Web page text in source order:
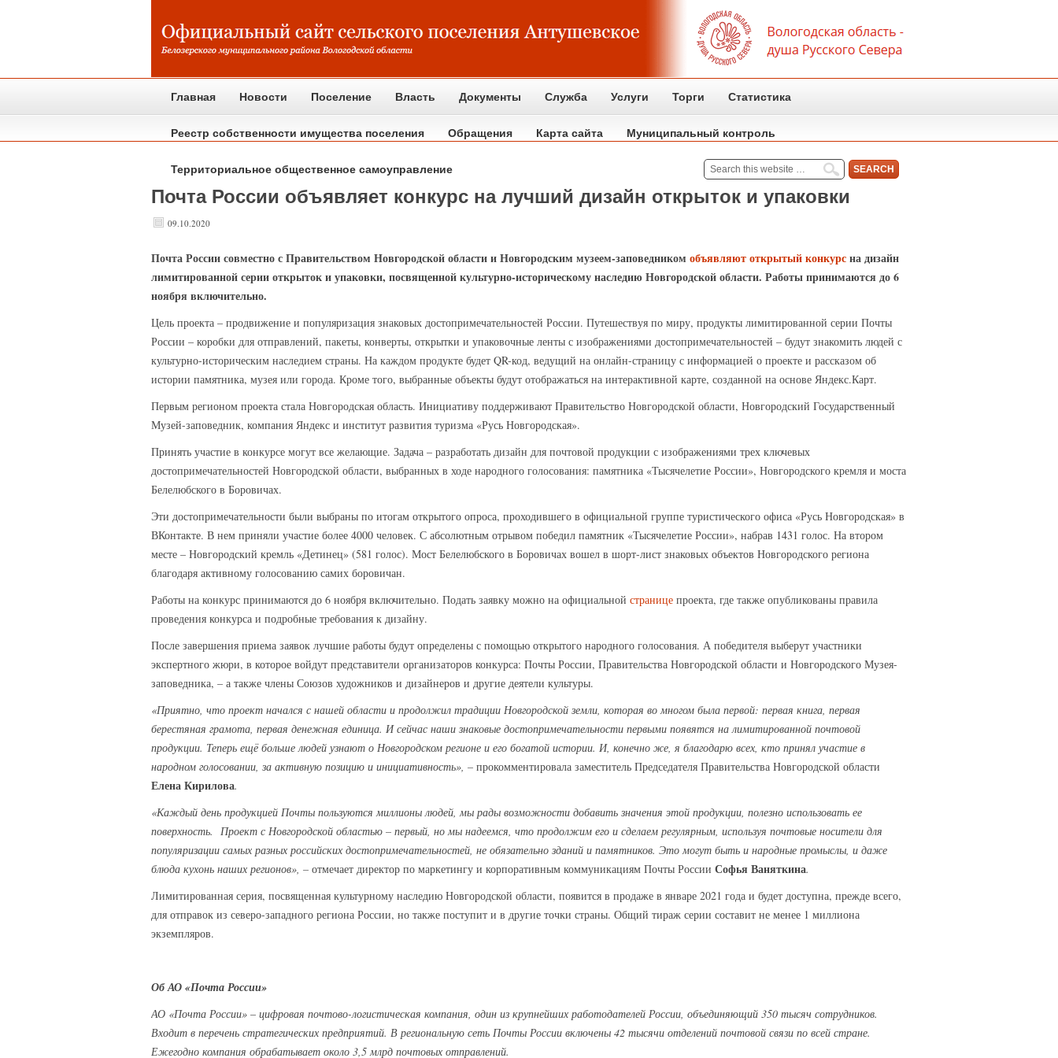
Главная Новости Поселение Власть Документы Служба Услуги Торги Статистика
Реестр собственности имущества поселения Обращения Карта сайта Муниципальный контроль
Территориальное общественное самоуправление
Почта России объявляет конкурс на лучший дизайн открыток и упаковки
09.10.2020
ПочтаРоссии совместно с Правительством Новгородской области и Новгородским музеем-заповедником объявляют открытый конкурсна дизайн
лимитированной серии открыток и упаковки, посвященной культурно-историческому наследию Новгородской области. Работы принимаются до 6
ноября включительно.
Цель проекта – продвижение и популяризация знаковых достопримечательностей России. Путешествуя по миру, продукты лимитированной серии Почты
России – коробки для отправлений, пакеты, конверты, открытки и упаковочные ленты с изображениями достопримечательностей – будут знакомить людей с
культурно-историческим наследием страны. На каждом продукте будет QR-код, ведущий на онлайн-страницу с информацией о проекте и рассказом об
истории памятника, музея или города. Кроме того, выбранные объекты будут отображаться на интерактивной карте, созданной на основе Яндекс.Карт.
Первым регионом проекта стала Новгородская область. Инициативу поддерживают Правительство Новгородской области, Новгородский Государственный
Музей-заповедник, компания Яндекс и институт развития туризма «Русь Новгородская».
Принять участие в конкурсе могут все желающие. Задача – разработать дизайн для почтовой продукции с изображениями трех ключевых
достопримечательностей Новгородской области, выбранных в ходе народного голосования: памятника «Тысячелетие России», Новгородского кремля и моста
Белелюбского в Боровичах.
Эти достопримечательности были выбраны по итогам открытого опроса, проходившего в официальной группе туристического офиса «Русь Новгородская» в
ВКонтакте. В нем приняли участие более 4000 человек. С абсолютным отрывом победил памятник «Тысячелетие России», набрав 1431 голос. На втором
месте – Новгородский кремль «Детинец» (581 голос). Мост Белелюбского в Боровичах вошел в шорт-лист знаковых объектов Новгородского региона
благодаря активному голосованию самих боровичан.
Работы на конкурс принимаются до 6 ноября включительно. Подать заявку можно на официальной странице проекта, где также опубликованы правила
проведения конкурса и подробные требования к дизайну.
После завершения приема заявок лучшие работы будут определены с помощью открытого народного голосования. А победителя выберут участники
экспертного жюри, в которое войдут представители организаторов конкурса: Почты России, Правительства Новгородской области и Новгородского Музея-
заповедника, – а также члены Союзов художников и дизайнеров и другие деятели культуры.
«Приятно, что проект начался с нашей области и продолжил традиции Новгородской земли, которая во многом была первой: первая книга, первая
берестяная грамота, первая денежная единица. И сейчас наши знаковые достопримечательности первыми появятся на лимитированной почтовой
продукции. Теперь ещё больше людей узнают о Новгородском регионе и его богатой истории. И, конечно же, я благодарю всех, кто принял участие в
народном голосовании, за активную позицию и инициативность», – прокомментировала заместитель Председателя Правительства Новгородской области
Елена Кирилова.
«Каждый день продукцией Почты пользуются миллионы людей, мы рады возможности добавить значения этой продукции, полезно использовать ее
поверхность. Проект с Новгородской областью – первый, но мы надеемся, что продолжим его и сделаем регулярным, используя почтовые носители для
популяризации самых разных российских достопримечательностей, не обязательно зданий и памятников. Это могут быть и народные промыслы, и даже
блюда кухонь наших регионов», – отмечает директор по маркетингу и корпоративным коммуникациям Почты России Софья Ваняткина.
Лимитированная серия, посвященная культурному наследию Новгородской области, появится в продаже в январе 2021 года и будет доступна, прежде всего,
для отправок из северо-западного региона России, но также поступит и в другие точки страны. Общий тираж серии составит не менее 1 миллиона
экземпляров.
Об АО «Почта России»
АО «Почта России» – цифровая почтово-логистическая компания, один из крупнейших работодателей России, объединяющий 350 тысяч сотрудников.
Входит в перечень стратегических предприятий. В региональную сеть Почты России включены 42 тысячи отделений почтовой связи по всей стране.
Ежегодно компания обрабатывает около 3,5 млрд почтовых отправлений.